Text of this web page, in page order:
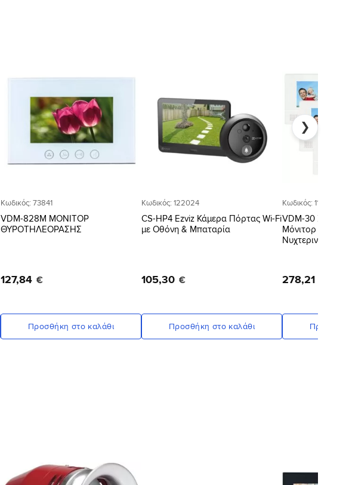
Κωδικός: 73841
VDM-828M ΜΟΝΙΤΟΡ
ΘΥΡΟΤΗΛΕΟΡΑΣΗΣ
127,84 €
Προσθήκη στο καλάθι
Κωδικός: 122024
CS-HP4 Ezviz Κάμερα Πόρτας Wi-Fi
με Οθόνη & Μπαταρία
105,30 €
Προσθήκη στο καλάθι
Κωδικός: 11596
VDM-30 Σετ
Μόνιτορ & 1
Νυχτερινή
278,21
❯
Επιθυμιών